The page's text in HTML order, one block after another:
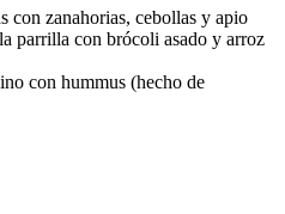
con zanahorias, cebollas y apio
parrilla con brócoli asado y arroz
con hummus (hecho de